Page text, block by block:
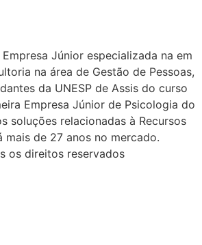
Júnior especializada na em
na área de Gestão de Pessoas,
da UNESP de Assis do curso
Empresa Júnior de Psicologia do
soluções relacionadas à Recursos
mais de 27 anos no mercado.
os direitos reservados